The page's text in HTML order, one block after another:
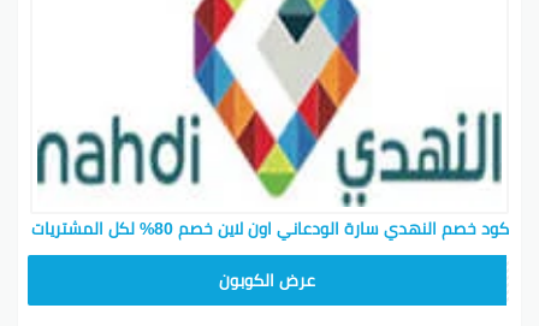
كود خصم النهدي سارة الودعاني اون لاين خصم 80% لكل المشتريات
عرض الكوبون